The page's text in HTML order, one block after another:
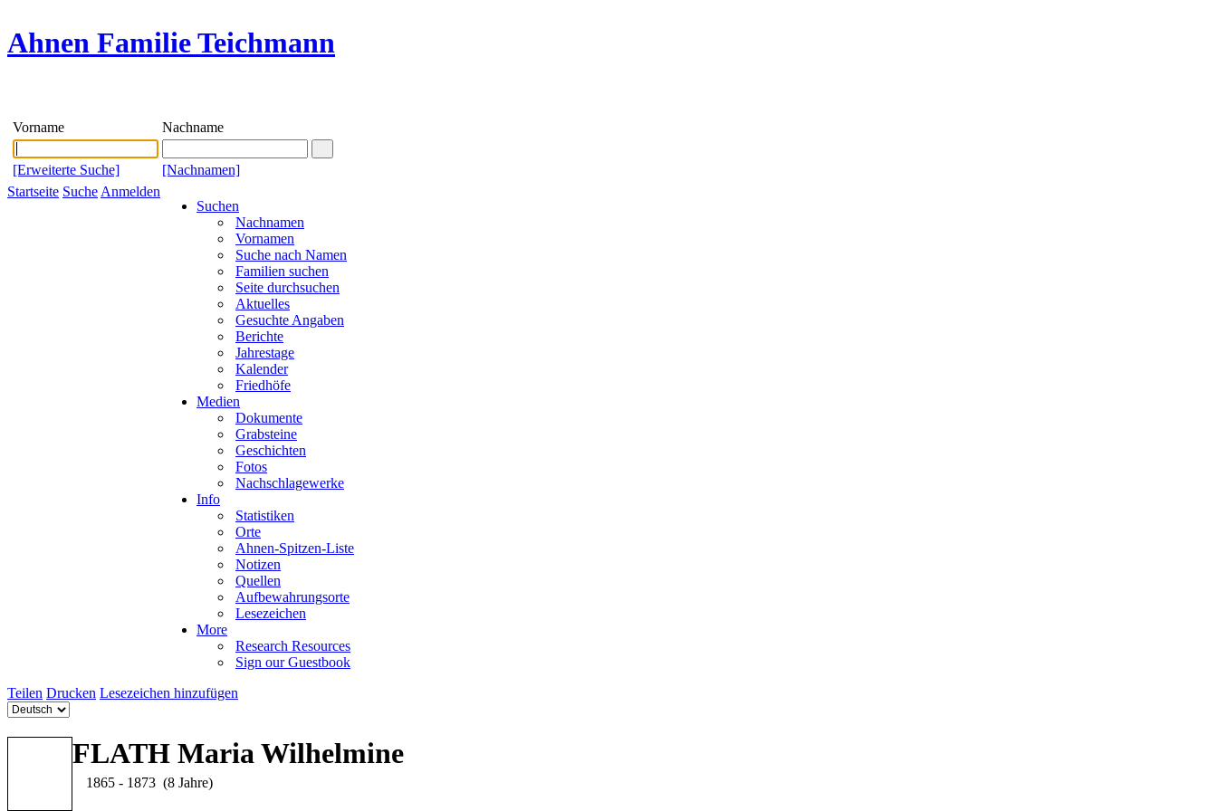
Ahnen Familie Teichmann
Vorname Nachname
[Erweiterte Suche]
[Nachnamen]
Startseite Suche Anmelden
Suchen
Nachnamen
Vornamen
Suche nach Namen
Familien suchen
Seite durchsuchen
Aktuelles
Gesuchte Angaben
Berichte
Jahrestage
Kalender
Friedhöfe
Medien
Dokumente
Grabsteine
Geschichten
Fotos
Nachschlagewerke
Info
Statistiken
Orte
Ahnen-Spitzen-Liste
Notizen
Quellen
Aufbewahrungsorte
Lesezeichen
More
Research Resources
Sign our Guestbook
Teilen Drucken Lesezeichen hinzufügen
FLATH Maria Wilhelmine
1865 - 1873 (8 Jahre)